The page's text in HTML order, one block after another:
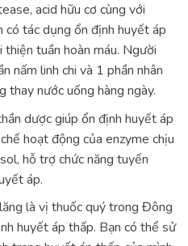
acid hữu cơ cùng với
có tác dụng ổn định huyết áp
thiện tuần hoàn máu. Người
nấm linh chi và 1 phần nhân
thay nước uống hàng ngày.
dược giúp ổn định huyết áp
hoạt động của enzyme chịu
hỗ trợ chức năng tuyến
áp.
là vị thuốc quý trong Đông
huyết áp thấp. Bạn có thể sử